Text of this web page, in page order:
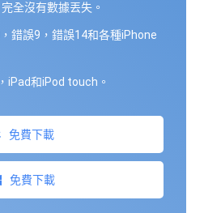
全沒有數據丟失。
錯誤9，錯誤14和各種iPhone
iPad和iPod touch。
免費下載
免費下載